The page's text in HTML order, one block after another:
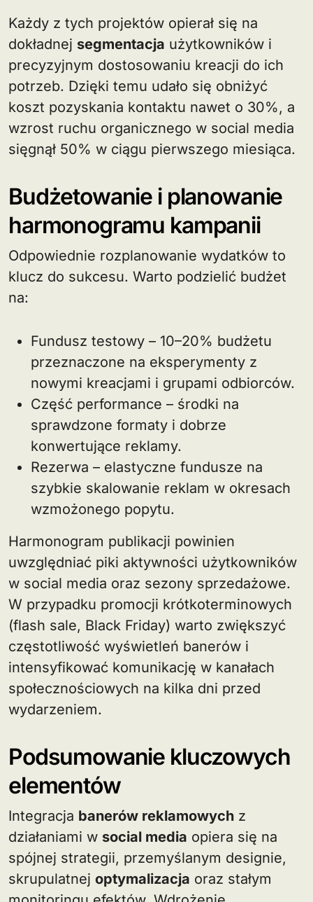
Każdy z tych projektów opierał się na
dokładnej segmentacja użytkowników i
precyzyjnym dostosowaniu kreacji do ich
potrzeb. Dzięki temu udało się obniżyć
koszt pozyskania kontaktu nawet o 30%, a
wzrost ruchu organicznego w social media
sięgnął 50% w ciągu pierwszego miesiąca.
Budżetowanie i planowanie
harmonogramu kampanii
Odpowiednie rozplanowanie wydatków to
klucz do sukcesu. Warto podzielić budżet
na:
Fundusz testowy – 10–20% budżetu
przeznaczone na eksperymenty z
nowymi kreacjami i grupami odbiorców.
Część performance – środki na
sprawdzone formaty i dobrze
konwertujące reklamy.
Rezerwa – elastyczne fundusze na
szybkie skalowanie reklam w okresach
wzmożonego popytu.
Harmonogram publikacji powinien
uwzględniać piki aktywności użytkowników
w social media oraz sezony sprzedażowe.
W przypadku promocji krótkoterminowych
(flash sale, Black Friday) warto zwiększyć
częstotliwość wyświetleń banerów i
intensyfikować komunikację w kanałach
społecznościowych na kilka dni przed
wydarzeniem.
Podsumowanie kluczowych
elementów
Integracja banerów reklamowych z
działaniami w social media opiera się na
spójnej strategii, przemyślanym designie,
skrupulatnej optymalizacja oraz stałym